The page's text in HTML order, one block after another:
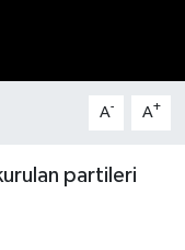
A- A+
partileri